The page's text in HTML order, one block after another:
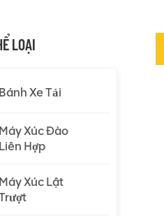
LOẠI
Bánh Xe Tải
Máy Xúc Đào
Liên Hợp
Máy Xúc Lật